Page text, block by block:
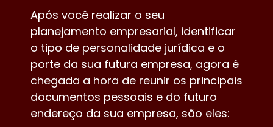
Após você realizar o seu
planejamento empresarial, identificar
o tipo de personalidade jurídica e o
porte da sua futura empresa, agora é
chegada a hora de reunir os principais
documentos pessoais e do futuro
endereço da sua empresa, são eles: